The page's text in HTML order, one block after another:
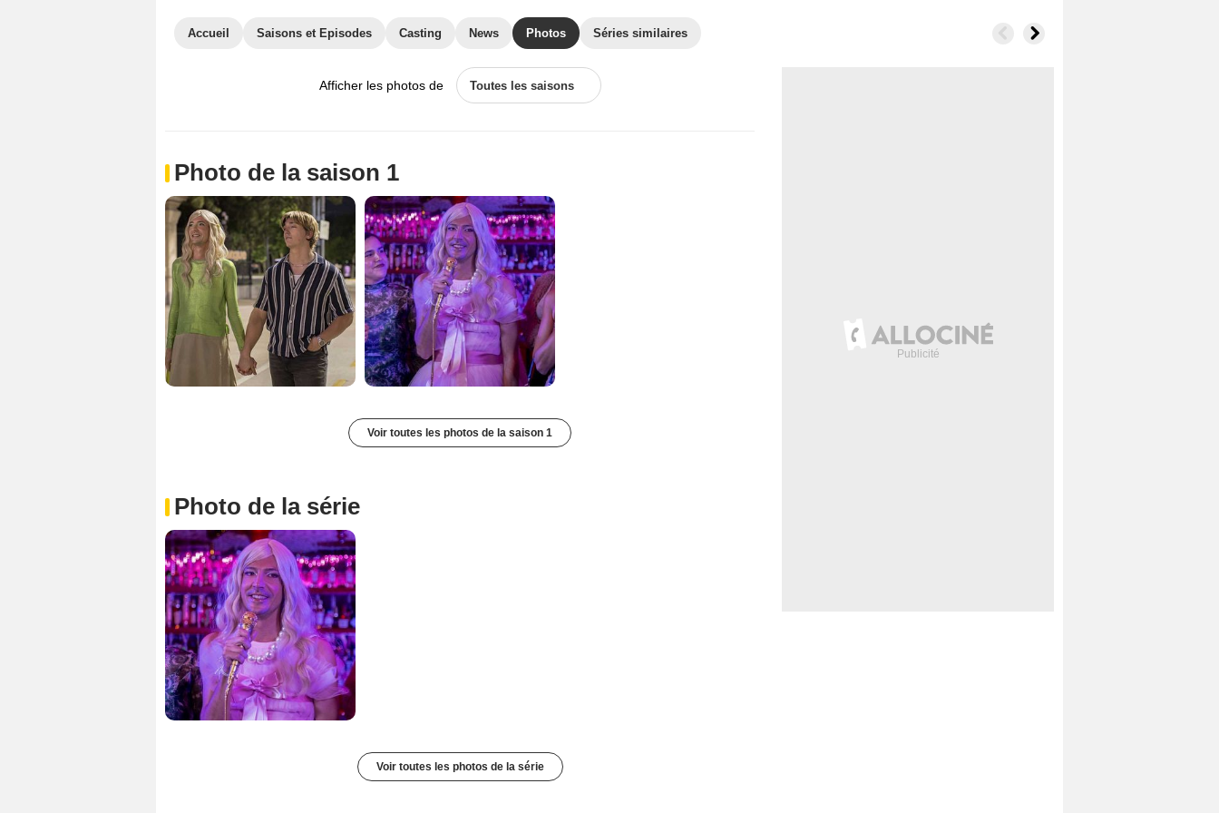
Accueil Saisons et Episodes Casting News Photos Séries similaires
Afficher les photos de Toutes les saisons
Photo de la saison 1
Voir toutes les photos de la saison 1
Photo de la série
Voir toutes les photos de la série